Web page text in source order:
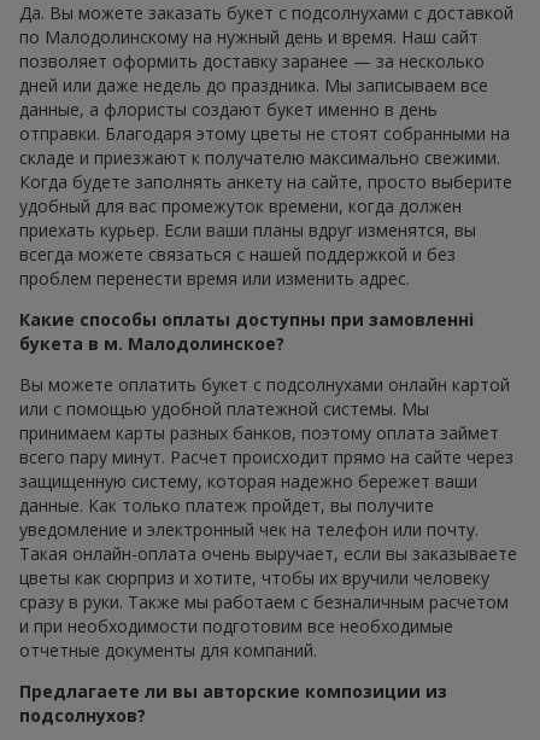
Да. Вы можете заказать букет с подсолнухами с доставкой
по Малодолинскому на нужный день и время. Наш сайт
позволяет оформить доставку заранее — за несколько
дней или даже недель до праздника. Мы записываем все
данные, а флористы создают букет именно в день
отправки. Благодаря этому цветы не стоят собранными на
складе и приезжают к получателю максимально свежими.
Когда будете заполнять анкету на сайте, просто выберите
удобный для вас промежуток времени, когда должен
приехать курьер. Если ваши планы вдруг изменятся, вы
всегда можете связаться с нашей поддержкой и без
проблем перенести время или изменить адрес.
Какие способы оплаты доступны при замовленні
букета в м. Малодолинское?
Вы можете оплатить букет с подсолнухами онлайн картой
или с помощью удобной платежной системы. Мы
принимаем карты разных банков, поэтому оплата займет
всего пару минут. Расчет происходит прямо на сайте через
защищенную систему, которая надежно бережет ваши
данные. Как только платеж пройдет, вы получите
уведомление и электронный чек на телефон или почту.
Такая онлайн-оплата очень выручает, если вы заказываете
цветы как сюрприз и хотите, чтобы их вручили человеку
сразу в руки. Также мы работаем с безналичным расчетом
и при необходимости подготовим все необходимые
отчетные документы для компаний.
Предлагаете ли вы авторские композиции из
подсолнухов?